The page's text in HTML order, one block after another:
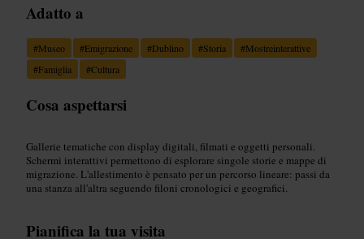
Adatto a
#Museo #Emigrazione #Dublino #Storia #Mostreinterattive
#Famiglia #Cultura
Cosa aspettarsi
Gallerie tematiche con display digitali, filmati e oggetti personali.
Schermi interattivi permettono di esplorare singole storie e mappe di
migrazione. L'allestimento è pensato per un percorso lineare: passi da
una stanza all'altra seguendo filoni cronologici e geografici.
Pianifica la tua visita